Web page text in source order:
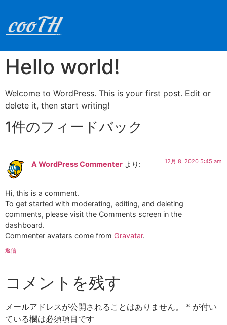
Hello world!
Welcome to WordPress. This is your first post. Edit or
delete it, then start writing!
1件のフィードバック
A WordPress Commenter より: 12月 8, 2020 5:45 am
Hi, this is a comment.
To get started with moderating, editing, and deleting
comments, please visit the Comments screen in the
dashboard.
Commenter avatars come from Gravatar.
返信
コメントを残す
メールアドレスが公開されることはありません。 * が付い
ている欄は必須項目です